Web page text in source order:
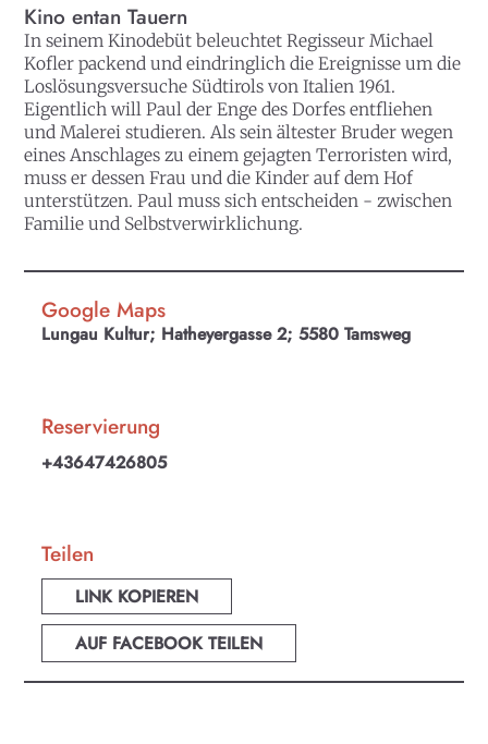
Kino entan Tauern
In seinem Kinodebüt beleuchtet Regisseur Michael
Kofler packend und eindringlich die Ereignisse um die
Loslösungsversuche Südtirols von Italien 1961.
Eigentlich will Paul der Enge des Dorfes entfliehen
und Malerei studieren. Als sein ältester Bruder wegen
eines Anschlages zu einem gejagten Terroristen wird,
muss er dessen Frau und die Kinder auf dem Hof
unterstützen. Paul muss sich entscheiden - zwischen
Familie und Selbstverwirklichung.
Google Maps
Lungau Kultur; Hatheyergasse 2; 5580 Tamsweg
Reservierung
+43647426805
Teilen
LINK KOPIEREN
AUF FACEBOOK TEILEN